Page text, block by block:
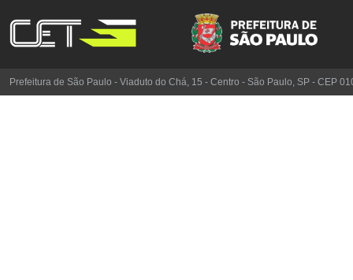
Prefeitura de São Paulo - Viaduto do Chá, 15 - Centro - São Paulo, SP - CEP